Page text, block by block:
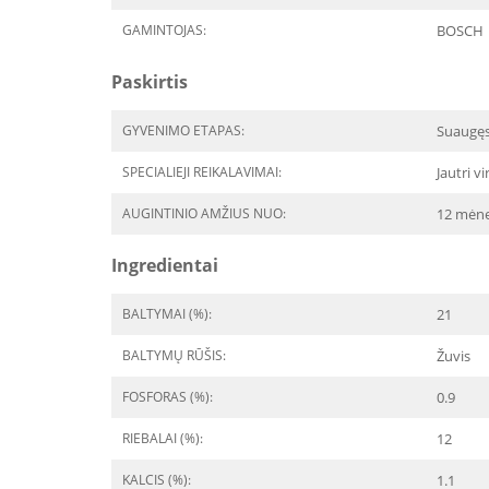
GAMINTOJAS: BOSCH
Paskirtis
GYVENIMO ETAPAS:
SPECIALIEJI REIKALAVIMAI: Jautri
AUGINTINIO AMŽIUS NUO: 12
Ingredientai
BALTYMAI (%): 21
BALTYMŲ RŪŠIS: Žuvis
FOSFORAS (%): 0.9
RIEBALAI (%): 12
KALCIS (%): 1.1